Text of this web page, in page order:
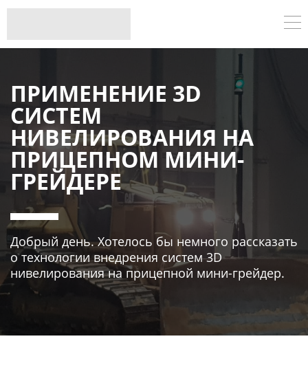
ПРИМЕНЕНИЕ 3D
СИСТЕМ
НИВЕЛИРОВАНИЯ НА
ПРИЦЕПНОМ МИНИ-
ГРЕЙДЕРЕ
Добрый день. Хотелось бы немного рассказать
о технологии внедрения систем 3D
нивелирования на прицепной мини-грейдер.